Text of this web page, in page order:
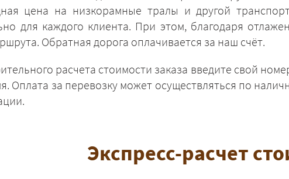
цена на низкорамные тралы и другой
для каждого клиента. При этом, благодаря
Обратная дорога оплачивается за наш счёт.
расчета стоимости заказа введите свой
Оплата за перевозку может осуществляться по
Экспресс-расчет